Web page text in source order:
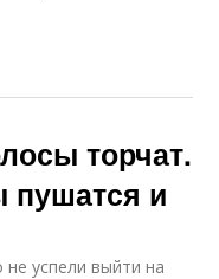
торчат.
пушатся и
успели выйти на